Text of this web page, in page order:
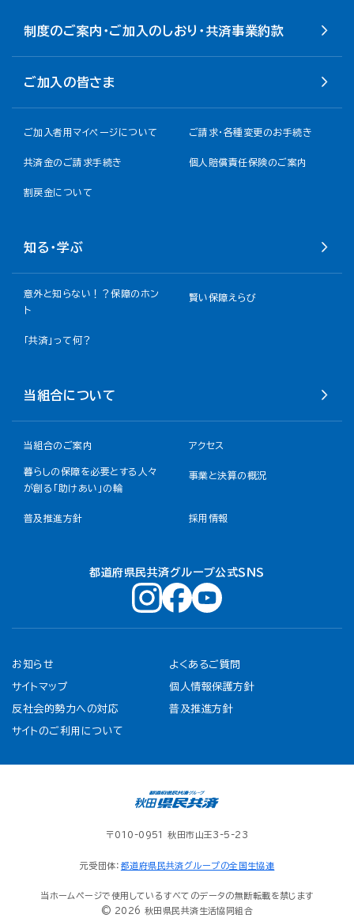
制度のご案内・ご加入のしおり・共済事業約款
ご加入の皆さま
ご加入者用マイページについて ご請求・各種変更のお手続き
共済金のご請求手続き 個人賠償責任保険のご案内
割戻金について​
知る・学ぶ
意外と知らない！？保障のホン
ト
賢い保障えらび
「共済」って何？
当組合について
当組合のご案内 アクセス
暮らしの保障を必要とする人々
が創る「助けあい」の輪
事業と決算の概況
普及推進方針 採用情報
都道府県民共済グループ公式ＳＮＳ
お知らせ よくあるご質問
サイトマップ 個人情報保護方針
反社会的勢力への対応 普及推進方針
サイトのご利用について
〒010-0951 秋田市山王3-5-23
元受団体： 都道府県民共済グループの全国生協連
当ホームページで使用しているすべてのデータの無断転載を禁じます
© 2026 秋田県民共済生活協同組合